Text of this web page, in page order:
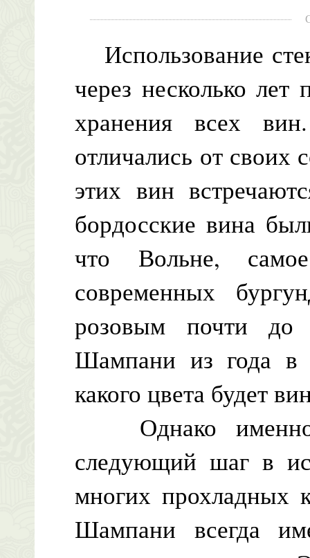
Использование
через несколько
хранения всех
отличались от своих
этих вин
бордосские вина
что Вольне,
современных
розовым почти
Шампани из года в
какого цвета будет
Однако
следующий шаг в
многих прохладных
Шампани всегда